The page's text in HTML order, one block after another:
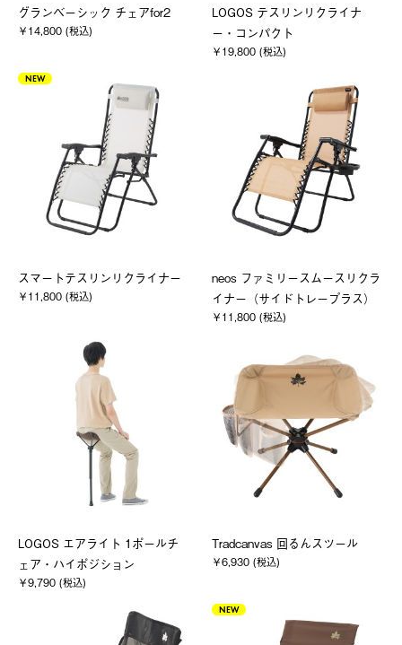
グランベーシック チェアfor2
￥14,800 (税込)
LOGOS テスリンリクライナ
ー・コンパクト
￥19,800 (税込)
NEW
スマートテスリンリクライナー
￥11,800 (税込)
neos ファミリースムースリクラ
イナー（サイドトレープラス）
￥11,800 (税込)
LOGOS エアライト 1ポールチ
ェア・ハイポジション
￥9,790 (税込)
Tradcanvas 回るんスツール
￥6,930 (税込)
NEW